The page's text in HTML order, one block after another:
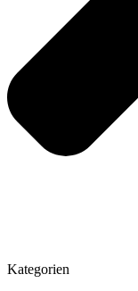
Kategorien